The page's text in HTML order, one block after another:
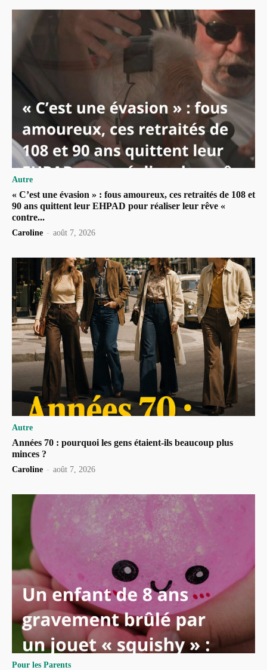
Autre
« C’est une évasion » : fous amoureux, ces retraités de 108 et
90 ans quittent leur EHPAD pour réaliser leur rêve «
contre...
Caroline - août 7, 2026
Autre
Années 70 : pourquoi les gens étaient-ils beaucoup plus
minces ?
Caroline - août 7, 2026
Pour les Parents